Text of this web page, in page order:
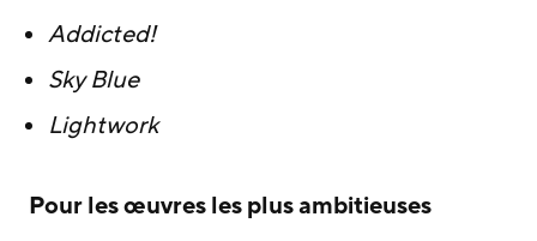
Addicted!
Sky Blue
Lightwork
Pour les œuvres les plus ambitieuses